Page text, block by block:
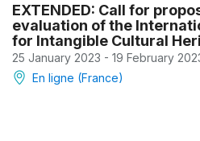
EXTENDED: Call for
evaluation of the
for Intangible Cultural
25 January 2023 - 19 February
En ligne (France)